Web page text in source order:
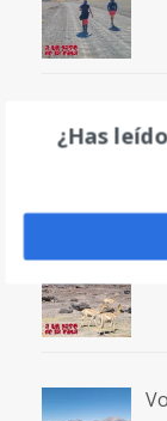
¿Has